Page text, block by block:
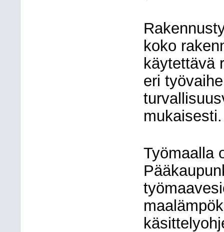
koko
käytettävä
eri
mukaisesti.
Työmaalla